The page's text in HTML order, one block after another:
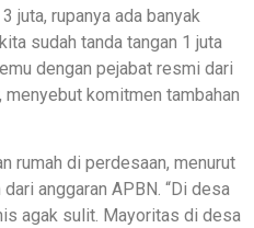
juta, rupanya ada banyak
sudah tanda tangan 1 juta
dengan pejabat resmi dari
menyebut komitmen tambahan
rumah di perdesaan, menurut
anggaran APBN. “Di desa
agak sulit. Mayoritas di desa